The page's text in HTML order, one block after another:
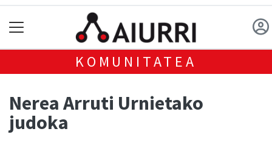
KOMUNITATEA
Nerea Arruti Urnietako
judoka